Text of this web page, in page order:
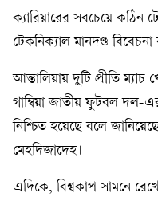
ক্যারিয়ারের সবচেয়ে কঠিন
টেকনিক্যাল মানদণ্ড
আন্তালিয়ায় দুটি প্রীতি
গাম্বিয়া জাতীয় ফুটবল দল-
নিশ্চিত হয়েছে বলে
মেহদিজাদেহ।
এদিকে, বিশ্বকাপ সামনে